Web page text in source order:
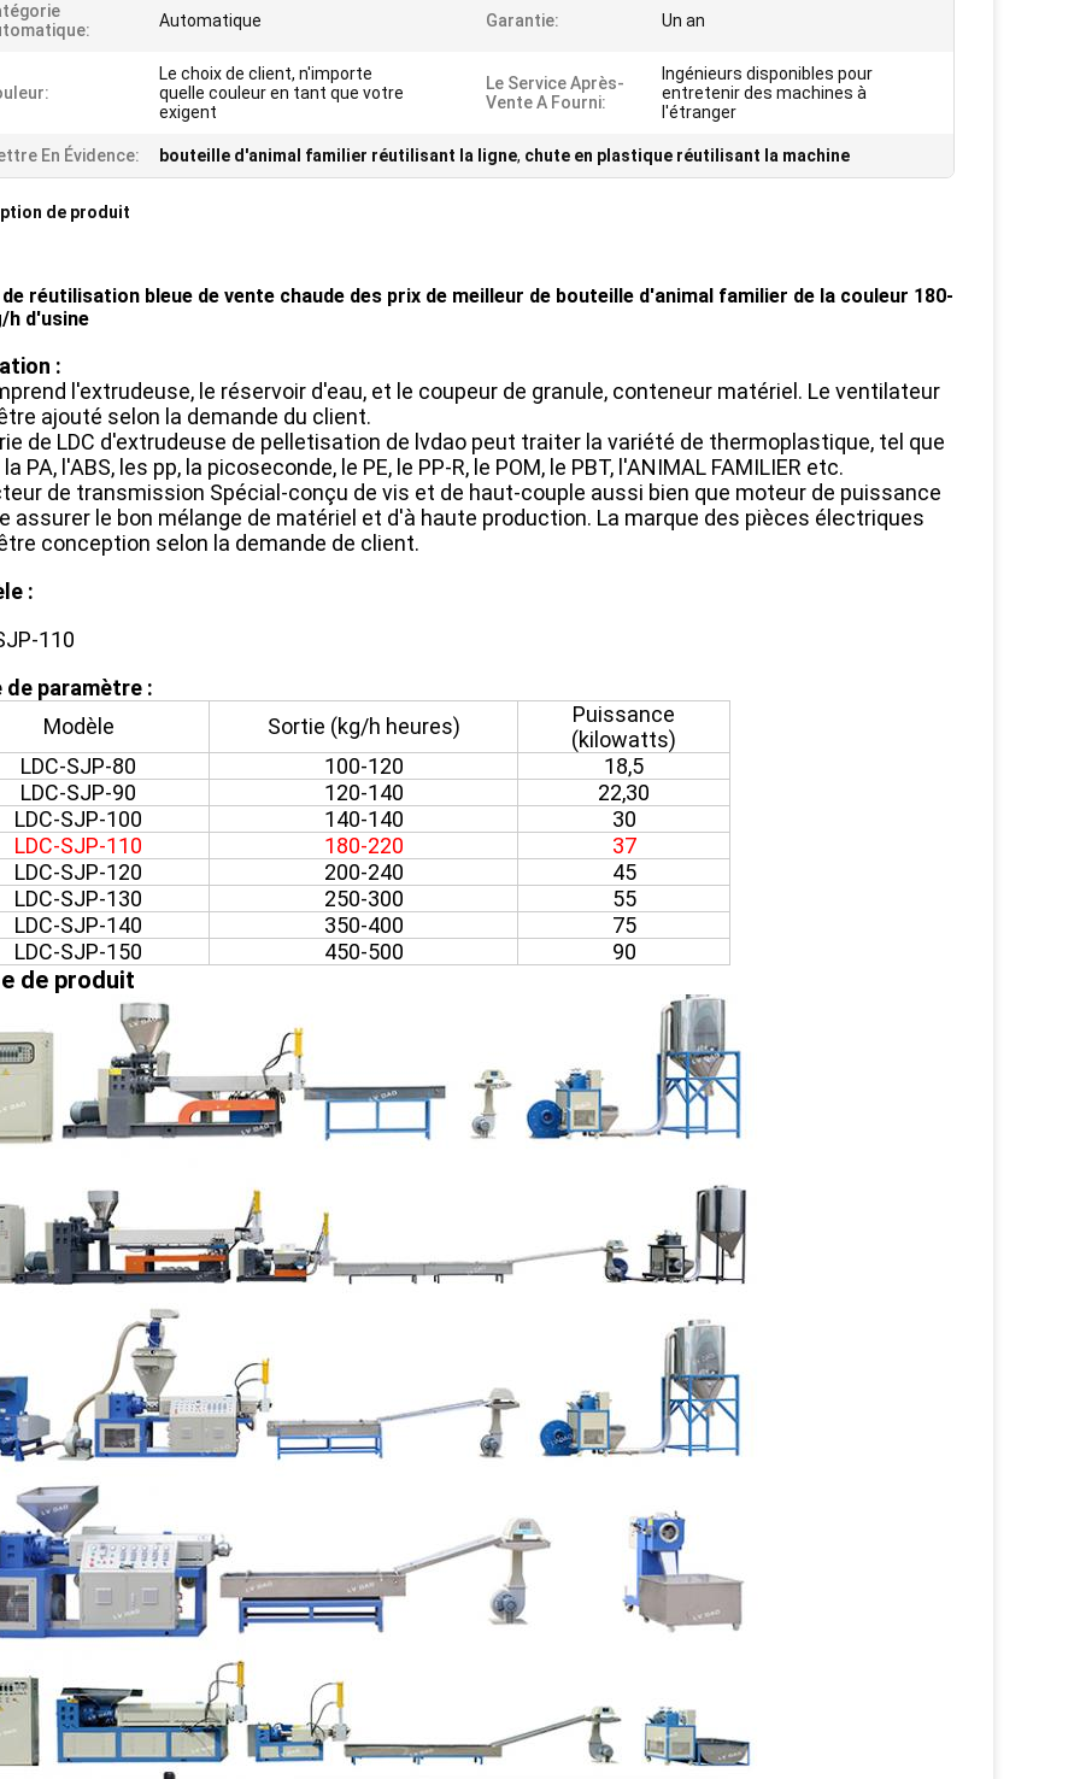
Automatique Garantie: Un an
Le choix de client, n'importe
quelle couleur en tant que votre
exigent
Le Service Après-
Vente A Fourni:
Ingénieurs disponibles pour
entretenir des machines à
l'étranger
En Évidence: bouteille d'animal familier réutilisant la ligne, chute en plastique réutilisant la machine
de produit
réutilisation bleue de vente chaude des prix de meilleur de bouteille d'animal familier de la couleur 180-
h d'usine
:
l'extrudeuse, le réservoir d'eau, et le coupeur de granule, conteneur matériel. Le ventilateur
ajouté selon la demande du client.
de LDC d'extrudeuse de pelletisation de lvdao peut traiter la variété de thermoplastique, tel que
la PA, l'ABS, les pp, la picoseconde, le PE, le PP-R, le POM, le PBT, l'ANIMAL FAMILIER etc.
de transmission Spécial-conçu de vis et de haut-couple aussi bien que moteur de puissance
assurer le bon mélange de matériel et d'à haute production. La marque des pièces électriques
conception selon la demande de client.
:
110
de paramètre :
Modèle
Sortie (kg/h heures)
Puissance
(kilowatts)
LDC-SJP-80
100-120
18,5
LDC-SJP-90
120-140
22,30
LDC-SJP-100
140-140
30
LDC-SJP-110
180-220
37
LDC-SJP-120
200-240
45
LDC-SJP-130
250-300
55
LDC-SJP-140
350-400
75
LDC-SJP-150
450-500 90
de produit